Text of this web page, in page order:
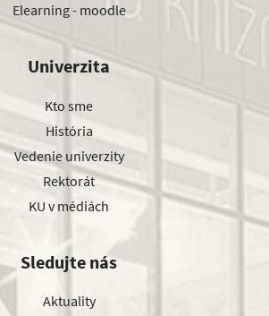
Elearning - moodle
Univerzita
Kto sme
História
Vedenie univerzity
Rektorát
KU v médiách
Sledujte nás
Aktuality